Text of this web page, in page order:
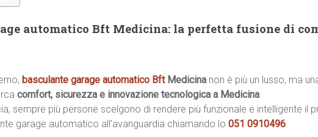
automatico Bft Medicina: la perfetta fusione di
basculante garage automatico BftMedicina non è più un lusso, ma
comfort, sicurezza e innovazione tecnologica a Medicina.
sempre più persone scelgono di rendere più funzionale e intelligente il
garage automatico all’avanguardia chiamando lo 051 0910496.